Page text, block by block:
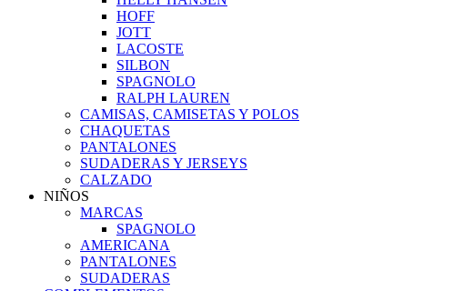
HOFF
JOTT
LACOSTE
SILBON
SPAGNOLO
RALPH LAUREN
CAMISAS, CAMISETAS Y POLOS
CHAQUETAS
PANTALONES
SUDADERAS Y JERSEYS
CALZADO
NIÑOS
MARCAS
SPAGNOLO
AMERICANA
PANTALONES
SUDADERAS